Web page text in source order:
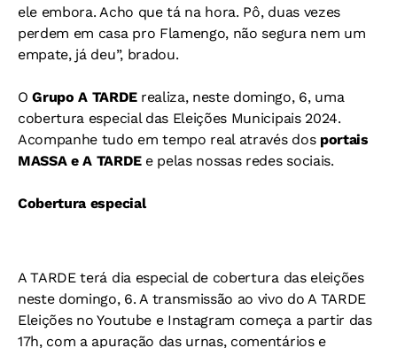
ele embora. Acho que tá na hora. Pô, duas vezes
perdem em casa pro Flamengo, não segura nem um
empate, já deu”, bradou.
OGrupo A TARDErealiza, neste domingo, 6, uma
cobertura especial das Eleições Municipais 2024.
Acompanhe tudo em tempo real através dos portais
MASSA e A TARDEe pelas nossas redes sociais.
Cobertura especial
A TARDE terá dia especial de cobertura das eleições
neste domingo, 6. A transmissão ao vivo do A TARDE
Eleições no Youtube e Instagram começa a partir das
17h, com a apuração das urnas, comentários e